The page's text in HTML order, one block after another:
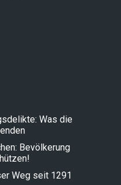
Was die
Bevölkerung
Weg seit 1291